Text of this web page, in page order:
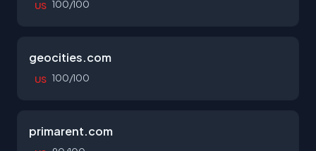
US 100/100
geocities.com
US 100/100
primarent.com